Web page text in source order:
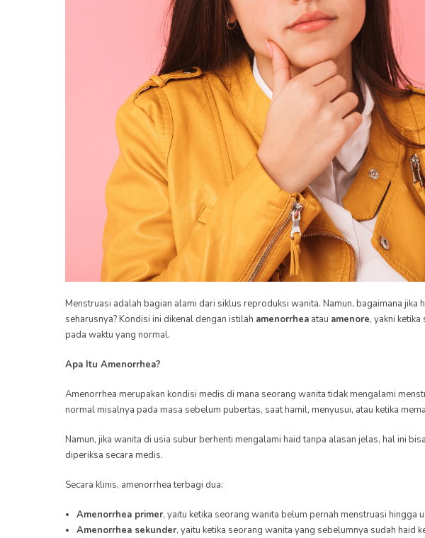
Menstruasi adalah bagian alami dari siklus reproduksi wanita. Namun, bagaimana jika
seharusnya? Kondisi ini dikenal dengan istilah amenorrhea atau amenore, yakni
pada waktu yang normal.
Apa Itu Amenorrhea?
Amenorrhea merupakan kondisi medis di mana seorang wanita tidak mengalami
normal misalnya pada masa sebelum pubertas, saat hamil, menyusui, atau ketika
Namun, jika wanita di usia subur berhenti mengalami haid tanpa alasan jelas, hal ini
diperiksa secara medis.
Secara klinis, amenorrhea terbagi dua:
Amenorrhea primer, yaitu ketika seorang wanita belum pernah menstruasi hingga
Amenorrhea sekunder, yaitu ketika seorang wanita yang sebelumnya sudah haid